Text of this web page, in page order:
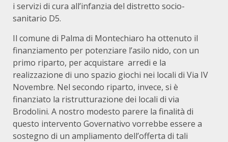
i servizi di cura all’infanzia del distretto socio-
sanitario D5.
Il comune di Palma di Montechiaro ha ottenuto il
finanziamento per potenziare l’asilo nido, con un
primo riparto, per acquistare arredi e la
realizzazione di uno spazio giochi nei locali di Via IV
Novembre. Nel secondo riparto, invece, si è
finanziato la ristrutturazione dei locali di via
Brodolini. A nostro modesto parere la finalità di
questo intervento Governativo vorrebbe essere a
sostegno di un ampliamento dell’offerta di tali